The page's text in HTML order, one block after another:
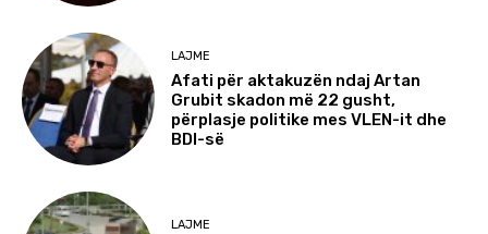
LAJME
Afati për aktakuzën ndaj Artan
Grubit skadon më 22 gusht,
përplasje politike mes VLEN-it dhe
BDI-së
LAJME